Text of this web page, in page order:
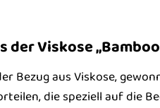
Viskose
Bezug aus Viskose,
die speziell auf die